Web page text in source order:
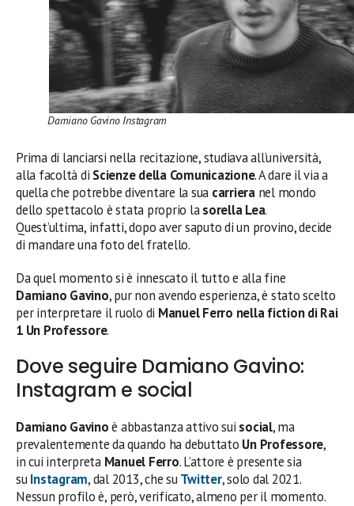
Damiano Gavino Instagram
Prima di lanciarsi nella recitazione, studiava all’università,
alla facoltà di Scienze della Comunicazione. A dare il via a
quella che potrebbe diventare la sua carrieranel mondo
dello spettacolo è stata proprio lasorella Lea.
Quest’ultima, infatti, dopo aver saputo di un provino, decide
di mandare una foto del fratello.
Da quel momento si è innescato il tutto e alla fine
Damiano Gavino, pur non avendo esperienza, è stato scelto
per interpretare il ruolo di Manuel Ferro nella fiction di Rai
1 Un Professore.
Dove seguire Damiano Gavino:
Instagram e social
Damiano Gavinoè abbastanza attivo sui social, ma
prevalentemente da quando ha debuttato Un Professore,
in cui interpreta Manuel Ferro. L’attore è presente sia
suInstagram, dal 2013, che suTwitter, solo dal 2021.
Nessun profilo è, però, verificato, almeno per il momento.